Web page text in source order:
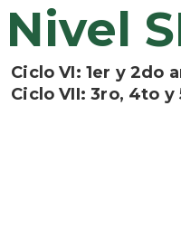
Nivel
Ciclo VI: 1er y 2do
Ciclo VII: 3ro, 4to y